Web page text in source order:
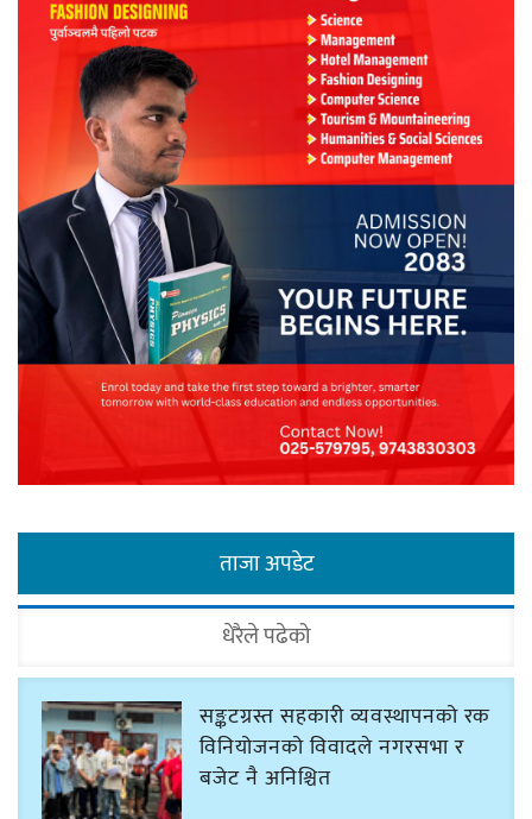
ताजा अपडेट
धेरैले पढेको
सङ्कटग्रस्त सहकारी व्यवस्थापनको रकम
विनियोजनको विवादले नगरसभा र
बजेट नै अनिश्चित